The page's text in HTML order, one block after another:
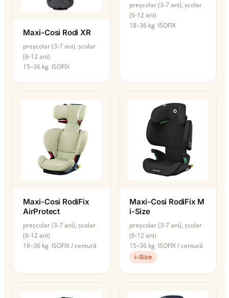
Maxi-Cosi Rodi XR
preșcolar (3-7 ani), școlar
(6-12 ani)
15–36 kg ISOFIX
preșcolar (3-7 ani), școlar
(6-12 ani)
18–36 kg ISOFIX
Maxi-Cosi RodiFix
AirProtect
preșcolar (3-7 ani), școlar
(6-12 ani)
18–36 kg ISOFIX / centură
Maxi-Cosi RodiFix M
i-Size
preșcolar (3-7 ani), școlar
(6-12 ani)
15–36 kg ISOFIX / centură
i-Size